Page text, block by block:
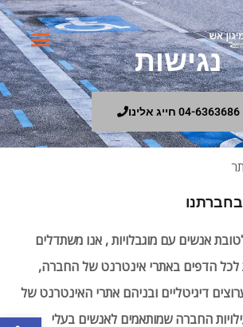
ראשי
נגישות
04-6363686 חייג אלינו
בחברתנו
אנשים עם מוגבלויות , אנו משתדלים
לכל הדפים באתרי אינטרנט של החברה,
דיגיטליים ובניהם אתרי האינטרנט של
החברה שמותאמים לאנשים בעלי